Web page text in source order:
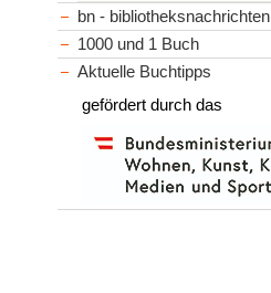
bn - bibliotheksnachrichten
1000 und 1 Buch
Aktuelle Buchtipps
gefördert durch das